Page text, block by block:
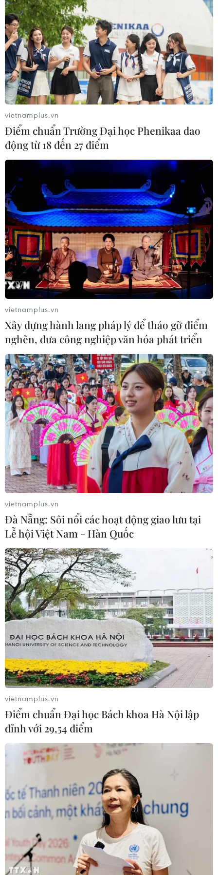
TIN CÙNG CHUYÊN MỤC
Chứng khoán tuần tới: VN-Index có
vượt được vùng 1.800 điểm?
09/08/2026 10:42
vietnamplus.vn
Điểm chuẩn Trường Đại học Phenikaa dao
động từ 18 đến 27 điểm
vietnamplus.vn
Xây dựng hành lang pháp lý để tháo gỡ điểm
nghẽn, đưa công nghiệp văn hóa phát triển
vietnamplus.vn
Đà Nẵng: Sôi nổi các hoạt động giao lưu tại
Lễ hội Việt Nam - Hàn Quốc
vietnamplus.vn
Điểm chuẩn Đại học Bách khoa Hà Nội lập
đỉnh với 29,54 điểm